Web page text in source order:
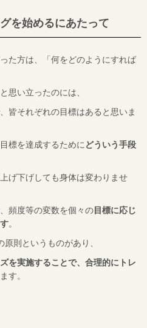
を始めるにあたって
た方は、「何をどのようにすれば
思い立ったのには、
皆それぞれの目標はあると思いま
標を達成するために どういう手段
げ下げしても身体は変わりませ
頻度等の変数を個々の目標に応じ
。
原則というものがあり、
を実施することで、合理的にトレ
す。